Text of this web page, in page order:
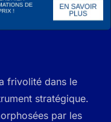
frivolité dans le
stratégique.
par les